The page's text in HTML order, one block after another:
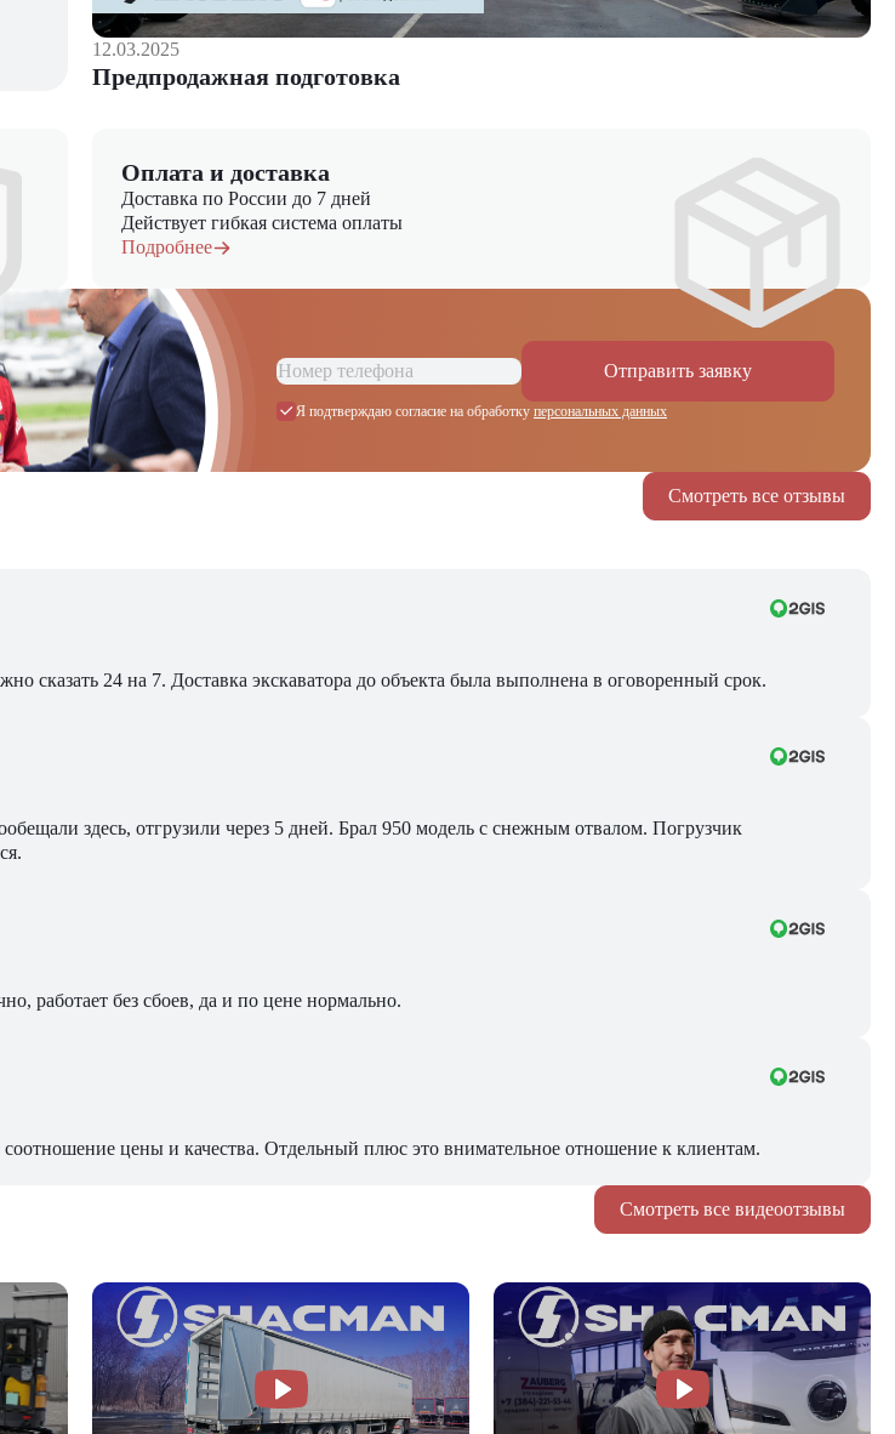
12.03.2025
Предпродажная подготовка
Оплата и доставка
Доставка по России до 7 дней
Действует гибкая система оплаты
Подробнее
Отправить заявку
Я подтверждаю согласие на обработку персональных данных
Смотреть все отзывы
сказать 24 на 7. Доставка экскаватора до объекта была выполнена в оговоренный срок.
здесь, отгрузили через 5 дней. Брал 950 модель с снежным отвалом. Погрузчик
работает без сбоев, да и по цене нормально.
цены и качества. Отдельный плюс это внимательное отношение к клиентам.
Смотреть все видеоотзывы